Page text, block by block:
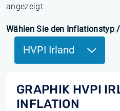
angezeigt.
Wählen Sie den Inflationstyp
HVPI Irland
GRAPHIK HVPI
INFLATION